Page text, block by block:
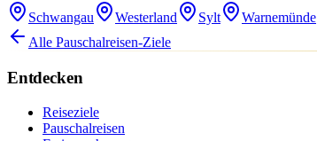
Schwangau Westerland Sylt Warnemünde
Alle Pauschalreisen-Ziele
Entdecken
Reiseziele
Pauschalreisen